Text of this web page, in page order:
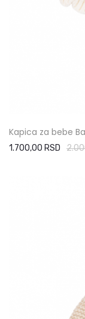
Kapica za bebe
1.700,00 RSD